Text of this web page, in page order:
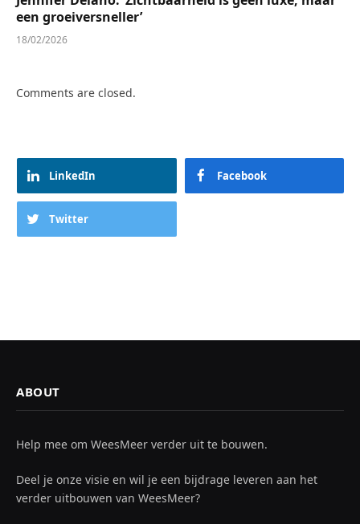
een groeiversneller’
18/02/2026
Comments are closed.
LinkedIn Facebook
Twitter
ABOUT
Help mee om WeesMeer verder uit te bouwen.
Deel je onze visie en wil je een bijdrage leveren aan het
verder uitbouwen van WeesMeer?